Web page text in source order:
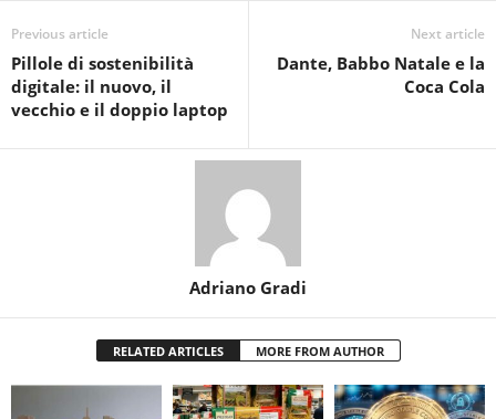
Previous article
Pillole di sostenibilità
digitale: il nuovo, il
vecchio e il doppio laptop
Next article
Dante, Babbo Natale e la
Coca Cola
Adriano Gradi
RELATED ARTICLES MORE FROM AUTHOR